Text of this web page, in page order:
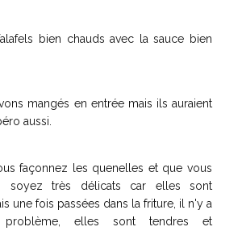
bien chauds avec la sauce bien
mangés en entrée mais ils auraient
aussi.
façonnez les quenelles et que vous
soyez très délicats car elles sont
une fois passées dans la friture, il n'y a
elles sont tendres et